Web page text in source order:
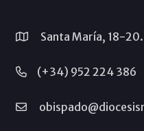
Santa María, 18-
(+34) 952 224 386